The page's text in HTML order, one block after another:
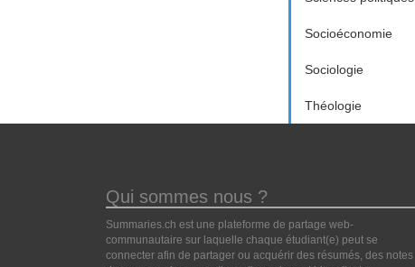
Socioéconomie
Sociologie
Théologie
Qui sommes nous ?
Summaries.ch est une plateforme de partage web-
communautaire sur laquelle chaque étudiant(e) peut se
connecter afin de partager ou acquérir des résumés, des notes